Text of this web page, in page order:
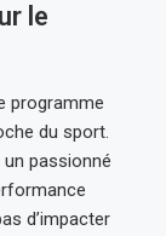
le
programme
du sport.
passionné
d’impacter